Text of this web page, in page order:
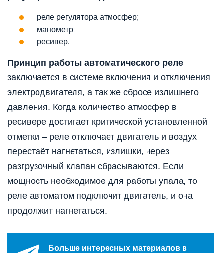
реле регулятора атмосфер;
манометр;
ресивер.
Принцип работы автоматического реле
заключается в системе включения и отключения
электродвигателя, а так же сбросе излишнего
давления. Когда количество атмосфер в
ресивере достигает критической установленной
отметки – реле отключает двигатель и воздух
перестаёт нагнетаться, излишки, через
разгрузочный клапан сбрасываются. Если
мощность необходимое для работы упала, то
реле автоматом подключит двигатель, и она
продолжит нагнетаться.
Больше интересных материалов в